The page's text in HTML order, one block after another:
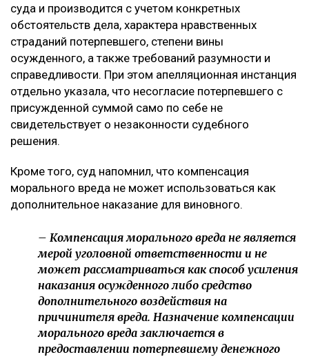
суда и производится с учетом конкретных
обстоятельств дела, характера нравственных
страданий потерпевшего, степени вины
осужденного, а также требований разумности и
справедливости. При этом апелляционная инстанция
отдельно указала, что несогласие потерпевшего с
присужденной суммой само по себе не
свидетельствует о незаконности судебного
решения.
Кроме того, суд напомнил, что компенсация
морального вреда не может использоваться как
дополнительное наказание для виновного.
– Компенсация морального вреда не является
мерой уголовной ответственности и не
может рассматриваться как способ усиления
наказания осужденного либо средство
дополнительного воздействия на
причинителя вреда. Назначение компенсации
морального вреда заключается в
предоставлении потерпевшему денежного